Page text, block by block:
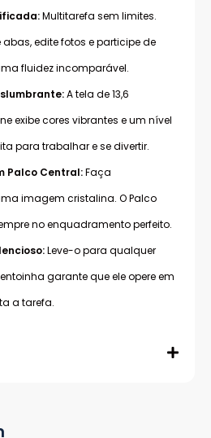
Multitarefa sem limites.
abas, edite fotos e participe de
fluidez incomparável.
A tela de 13,6
exibe cores vibrantes e um nível
para trabalhar e se divertir.
Palco Central:Faça
imagem cristalina. O Palco
no enquadramento perfeito.
Leve-o para qualquer
garante que ele opere em
a tarefa.